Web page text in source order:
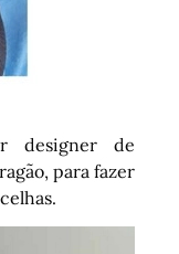
designer de
para fazer